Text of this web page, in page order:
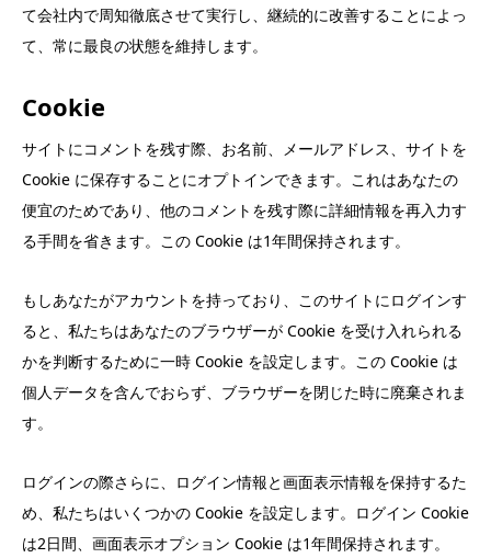
て会社内で周知徹底させて実行し、継続的に改善することによっ
て、常に最良の状態を維持します。
Cookie
サイトにコメントを残す際、お名前、メールアドレス、サイトを
Cookie に保存することにオプトインできます。これはあなたの
便宜のためであり、他のコメントを残す際に詳細情報を再入力す
る手間を省きます。この Cookie は1年間保持されます。
もしあなたがアカウントを持っており、このサイトにログインす
ると、私たちはあなたのブラウザーが Cookie を受け入れられる
かを判断するために一時 Cookie を設定します。この Cookie は
個人データを含んでおらず、ブラウザーを閉じた時に廃棄されま
す。
ログインの際さらに、ログイン情報と画面表示情報を保持するた
め、私たちはいくつかの Cookie を設定します。ログイン Cookie
は2日間、画面表示オプション Cookie は1年間保持されます。